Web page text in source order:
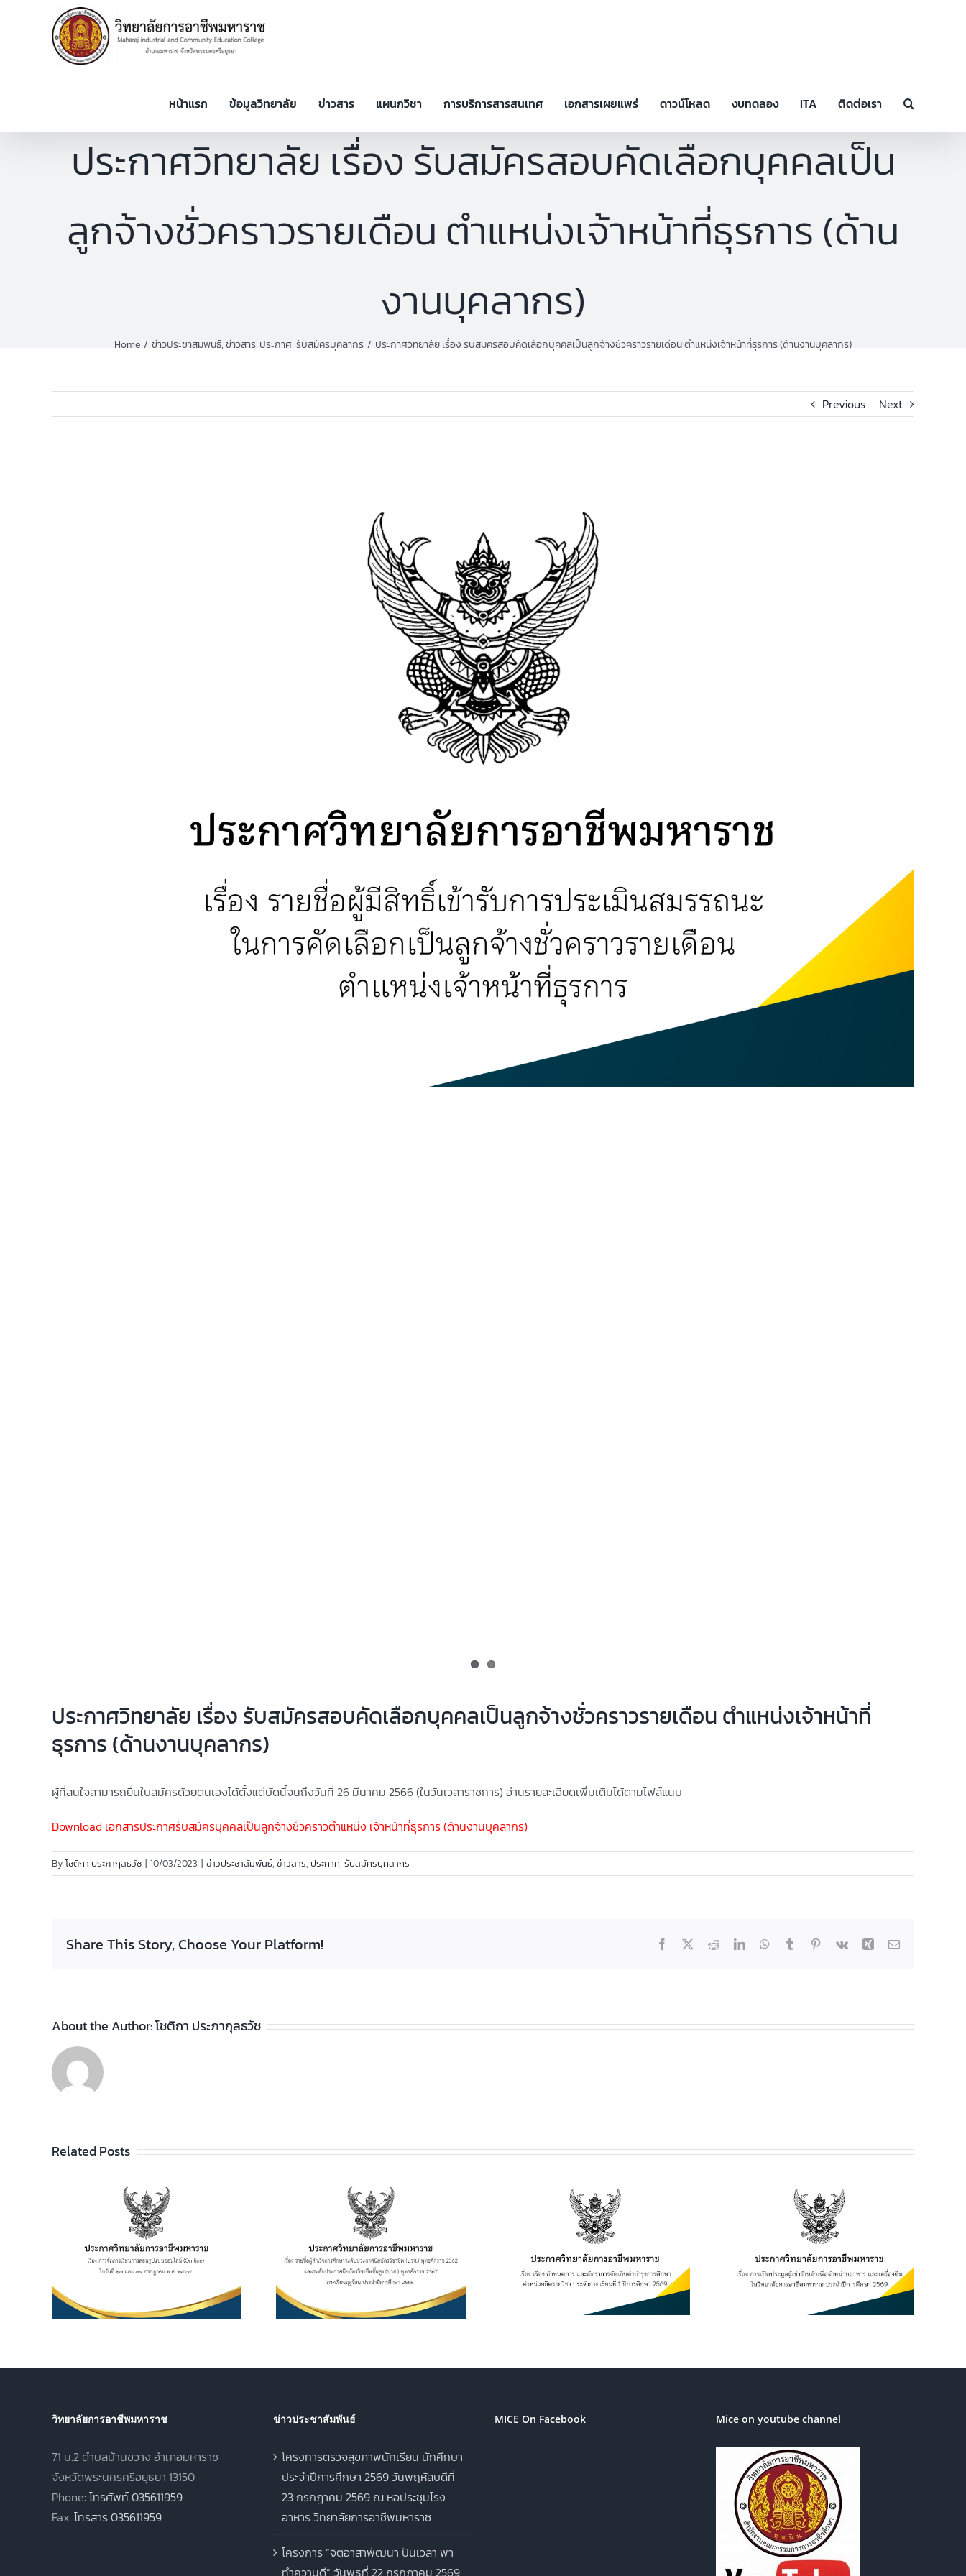
หน้าแรก ข้อมูลวิทยาลัย ข่าวสาร แผนกวิชา การบริการสารสนเทศ เอกสารเผยแพร่ ดาวน์โหลด งบทดลอง ITA ติดต่อเรา
ประกาศวิทยาลัย เรื่อง รับสมัครสอบคัดเลือกบุคคลเป็น
ลูกจ้างชั่วคราวรายเดือน ตำแหน่งเจ้าหน้าที่ธุรการ (ด้าน
งานบุคลากร)
Home ข่าวประชาสัมพันธ์ ข่าวสาร ประกาศ รับสมัครบุคลากร ประกาศวิทยาลัย เรื่อง รับสมัครสอบคัดเลือกบุคคลเป็นลูกจ้างชั่วคราวรายเดือน ตำแหน่งเจ้าหน้าที่ธุรการ (ด้านงานบุคลากร)
Previous Next
ประกาศวิทยาลัย เรื่อง รับสมัครสอบคัดเลือกบุคคลเป็นลูกจ้างชั่วคราวรายเดือน ตำแหน่งเจ้าหน้าที่
ธุรการ (ด้านงานบุคลากร)
ผู้ที่สนใจสามารถยื่นใบสมัครด้วยตนเองได้ตั้งแต่บัดนี้จนถึงวันที่ 26 มีนาคม 2566 (ในวันเวลาราชการ) อ่านรายละเอียดเพิ่มเติมได้ตามไฟล์แนบ
Download เอกสารประกาศรับสมัครบุคคลเป็นลูกจ้างชั่วคราวตำแหน่ง เจ้าหน้าที่ธุรการ (ด้านงานบุคลากร)
By โชติกา ประภากุลธวัช | 10/03/2023 | ข่าวประชาสัมพันธ์, ข่าวสาร, ประกาศ, รับสมัครบุคลากร
Share This Story, Choose Your Platform! Facebook RedditLinkedInWhatsApp
Tumblr Pinterest
Vk Xing Email
About the Author:โชติกา ประภากุลธวัช
Related Posts
ประกาศวิทยาลัยฯ เรื่อง
รายชื่อผู้สำเร็จการศึกษา
ระดับประกาศนียบัตร
วิชาชีพ (ปวช.) พุทธศักราช
2562 และระดับ
ประกาศนียบัตรวิชาชีพชั้น
สูง (ปวส.) พุทธศักราช
2567 ภาคเรียนฤดูร้อน
ประกาศวิทยาลัยฯ เรื่อง
เรื่อง กำหนดการ และอัตรา
การจัดเก็บค่าบำรุงการ
ศึกษา ค่าหน่วยกิตรายวิชา
ประจำภาคเรียนที่ 1 ปีการ
ศึกษา 2569
ประกาศวิทยาลัยฯ เรื่อง
การเปิดประมูลผู้เช่าร้านค้า
เพื่อจำหน่ายอาหาร และ
เครื่องดื่ม ในวิทยาลัยการ
อาชีพมหาราช ประจำปีการ
ศึกษา 2569
วิทยาลัยการอาชีพมหาราช
71 ม.2 ตำบลบ้านขวาง อำเภอมหาราช
จังหวัดพระนครศรีอยุธยา 13150
Phone: โทรศัพท์ 035611959
Fax: โทรสาร 035611959
ข่าวประชาสัมพันธ์
โครงการตรวจสุขภาพนักเรียน นักศึกษา
ประจำปีการศึกษา 2569 วันพฤหัสบดีที่
23 กรกฎาคม 2569 ณ หอประชุมโรง
อาหาร วิทยาลัยการอาชีพมหาราช
โครงการ “จิตอาสาพัฒนา ปันเวลา พา
ทำความดี” วันพุธที่ 22 กรกฎาคม 2569
MICE On Facebook Mice on youtube channel